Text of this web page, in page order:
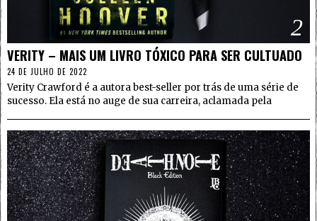
2
VERITY – MAIS UM LIVRO TÓXICO PARA SER CULTUADO
24 DE JULHO DE 2022
Verity Crawford é a autora best-seller por trás de uma série de
sucesso. Ela está no auge de sua carreira, aclamada pela